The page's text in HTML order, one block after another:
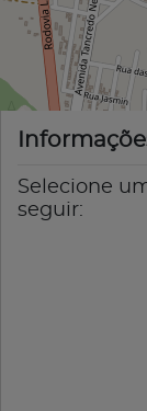
Selecione
seguir: